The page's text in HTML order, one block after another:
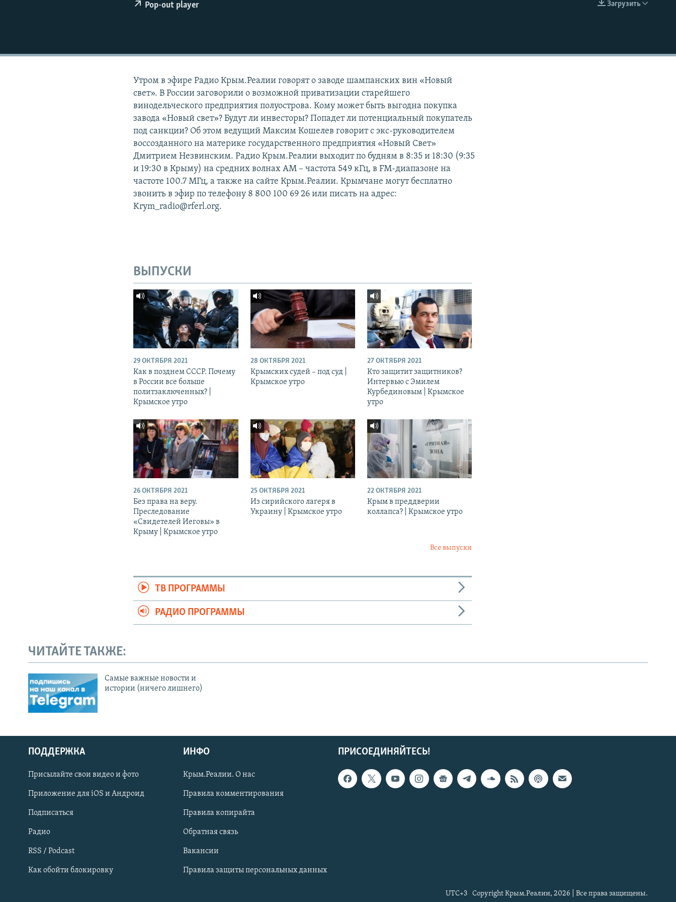
УКРАИНСКАЯ ПРОБЛЕМА КРЫМА
Українською
Qırımtatar
ПРИСОЕДИНЯЙТЕСЬ!
EMBED
Загрузить
Pop-out player
Утром в эфире Радио Крым.Реалии говорят о заводе шампанских вин «Новый
свет». В России заговорили о возможной приватизации старейшего
винодельческого предприятия полуострова. Кому может быть выгодна покупка
завода «Новый свет»? Будут ли инвесторы? Попадет ли потенциальный покупатель
под санкции? Об этом ведущий Максим Кошелев говорит с экс-руководителем
воссозданного на материке государственного предприятия «Новый Свет»
Дмитрием Незвинским. Радио Крым.Реалии выходит по будням в 8:35 и 18:30 (9:35
и 19:30 в Крыму) на средних волнах АМ – частота 549 кГц, в FM-диапазоне на
частоте 100.7 МГц, а также на сайте Крым.Реалии. Крымчане могут бесплатно
звонить в эфир по телефону 8 800 100 69 26 или писать на адрес:
Krym_radio@rferl.org.
ВЫПУСКИ
29 ОКТЯБРЯ 2021
Как в позднем СССР. Почему
в России все больше
политзаключенных? |
Крымское утро
28 ОКТЯБРЯ 2021
Крымских судей – под суд |
Крымское утро
27 ОКТЯБРЯ 2021
Кто защитит защитников?
Интервью с Эмилем
Курбединовым | Крымское
утро
26 ОКТЯБРЯ 2021
Без права на веру.
Преследование
«Свидетелей Иеговы» в
Крыму | Крымское утро
25 ОКТЯБРЯ 2021
Из сирийского лагеря в
Украину | Крымское утро
22 ОКТЯБРЯ 2021
Крым в преддверии
коллапса? | Крымское утро
Все выпуски
ТВ ПРОГРАММЫ
РАДИО ПРОГРАММЫ
ЧИТАЙТЕ ТАКЖЕ:
Cамые важные новости и
истории (ничего лишнего)
ПРИСОЕДИНЯЙТЕСЬ!
ПОДДЕРЖКА
Присылайте свои видео и фото
Приложение для iOS и Андроид
Подписаться
Радио
RSS / Podcast
Как обойти блокировку
ИНФО
Крым.Реалии. О нас
Правила комментирования
Правила копирайта
Обратная связь
Вакансии
Правила защиты персональных данных
Copyright Крым.Реалии, 2026 | Все права защищены.
UTC+3